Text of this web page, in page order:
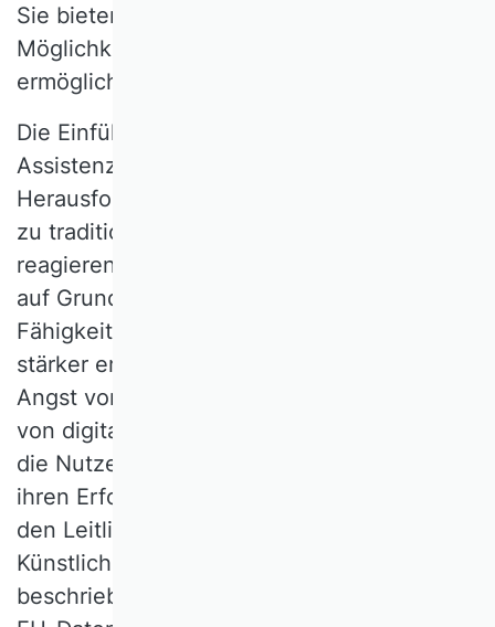
Sie bieten an der Kundenschnittstelle die
Möglichkeit, positive Kundenerlebnisse zu
ermöglichen.
Die Einführung und Nutzung digitaler
Assistenzsystemen geht jedoch auch mit
Herausforderungen einher. Im Gegensatz
zu traditionellen Informationssystemen
reagieren Mitarbeiter und Mitarbeiterinnen
auf Grund der Eigenschaften und
Fähigkeiten digitaler Assistenzsysteme u.a.
stärker emotional (z.B. mit Unsicherheit und
Angst vor Jobverlust). Bei der Einführung
von digitalen Assistenzsystemen ist daher
die Nutzermitwirkung entscheidend für
ihren Erfolg. In Ergänzung sollten, wie in
den Leitlinien für eine vertrauenswürdige
Künstlichen Intelligenz der EU
beschrieben, neben Rechtmäßigkeit (z.B.